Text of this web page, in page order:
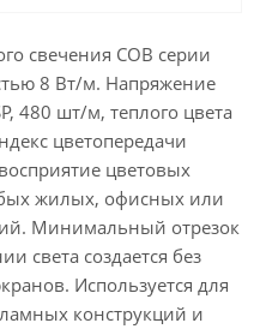
свечения COB серии
8 Вт/м. Напряжение
480 шт/м, теплого цвета
цветопередачи
цветовых
жилых, офисных или
Минимальный отрезок
света создается без
Используется для
конструкций и